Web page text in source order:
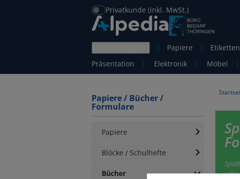
Privatkunde (inkl. MwSt.)
| Papiere | Etiketten
Präsentation
| Elektronik | Möbel |
Papiere / Bücher /
Formulare
Papiere
Blöcke / Schulhefte
Bücher